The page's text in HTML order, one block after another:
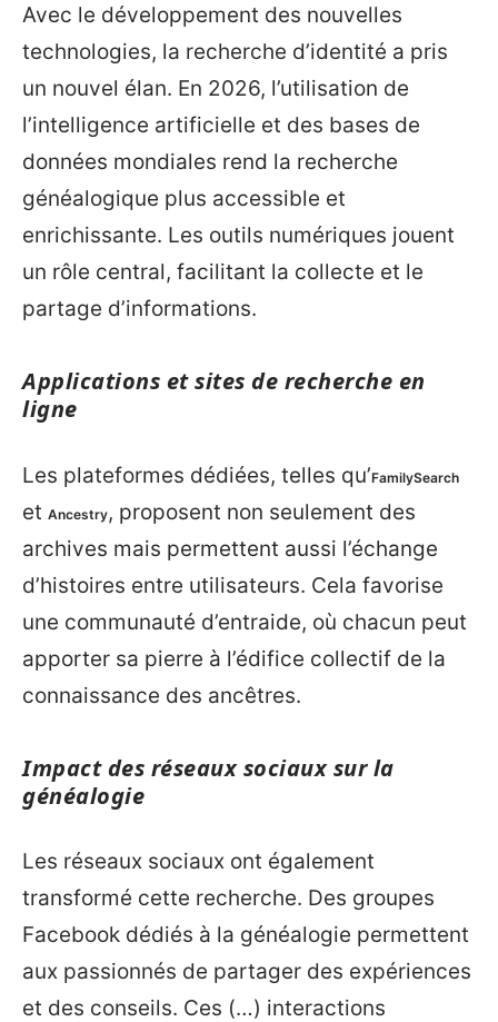
Avec le développement des nouvelles
technologies, la recherche d’identité a pris
un nouvel élan. En 2026, l’utilisation de
l’intelligence artificielle et des bases de
données mondiales rend la recherche
généalogique plus accessible et
enrichissante. Les outils numériques jouent
un rôle central, facilitant la collecte et le
partage d’informations.
Applications et sites de recherche en
ligne
Les plateformes dédiées, telles qu’FamilySearch
et Ancestry, proposent non seulement des
archives mais permettent aussi l’échange
d’histoires entre utilisateurs. Cela favorise
une communauté d’entraide, où chacun peut
apporter sa pierre à l’édifice collectif de la
connaissance des ancêtres.
Impact des réseaux sociaux sur la
généalogie
Les réseaux sociaux ont également
transformé cette recherche. Des groupes
Facebook dédiés à la généalogie permettent
aux passionnés de partager des expériences
et des conseils. Ces (…) interactions